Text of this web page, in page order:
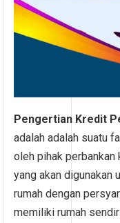
Pengertian Kredit
adalah adalah suatu
oleh pihak perbankan
yang akan digunakan
rumah dengan
memiliki rumah